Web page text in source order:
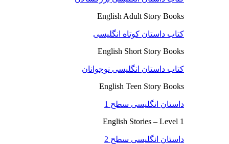
English Adult Story Books
کتاب داستان کوتاه انگلیسی
English Short Story Books
کتاب داستان انگلیسی نوجوانان
English Teen Story Books
داستان انگلیسی سطح 1
English Stories – Level 1
داستان انگلیسی سطح 2